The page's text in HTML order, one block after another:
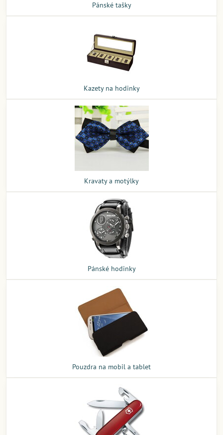
Pánské tašky
Kazety na hodinky
Kravaty a motýlky
Pánské hodinky
Pouzdra na mobil a tablet